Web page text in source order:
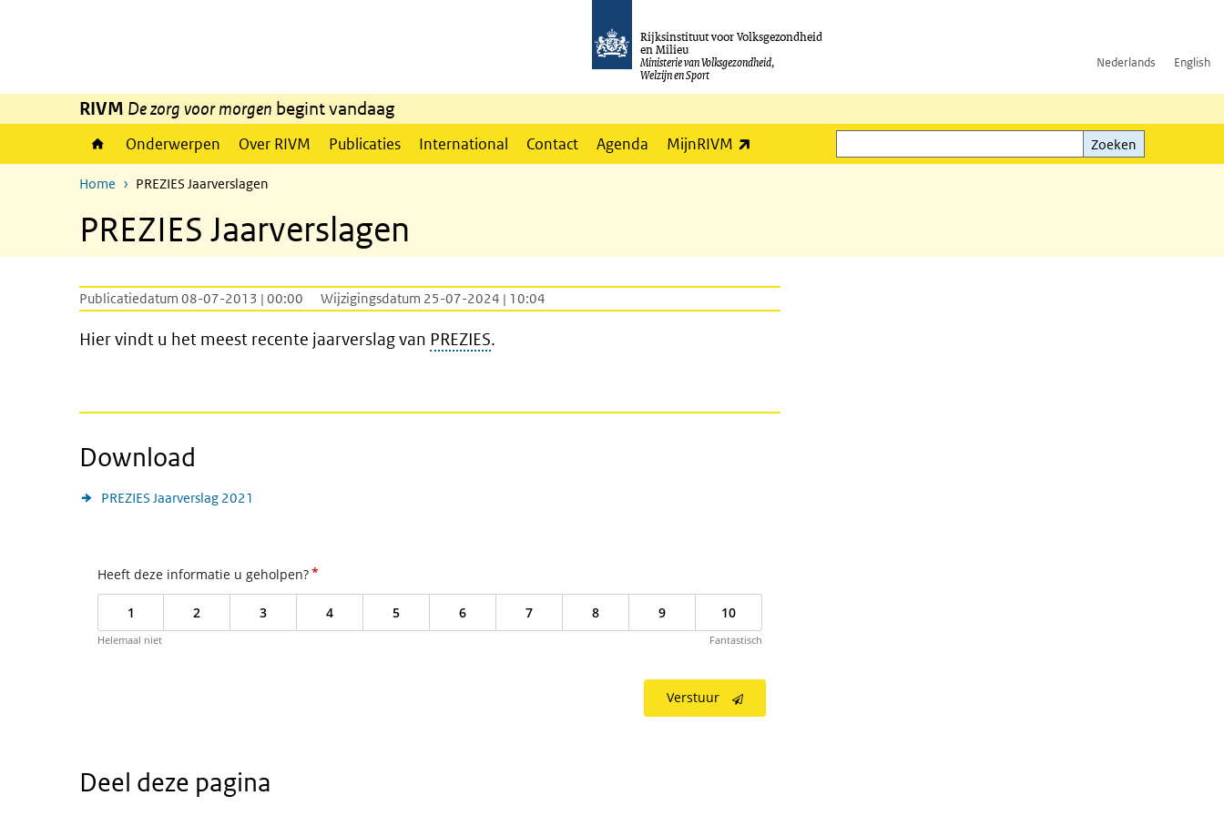
Rijksinstituut voor Volksgezondheid
en Milieu
Ministerie van Volksgezondheid,
Welzijn en Sport
Nederlands English
RIVM De zorg voor morgen begint vandaag
Onderwerpen Over RIVM Publicaties International Contact Agenda MijnRIVM
Zoeken
Zoeken
Home PREZIES Jaarverslagen
PREZIES Jaarverslagen
Publicatiedatum 08-07-2013 | 00:00 Wijzigingsdatum 25-07-2024 | 10:04
Hier vindt u het meest recente jaarverslag van PREZIES.
Download
PREZIES Jaarverslag 2021
Heeft deze informatie u geholpen?*
1 2 3 4 5 6 7 8 9 10
Helemaal niet Fantastisch
Verstuur
Deel deze pagina